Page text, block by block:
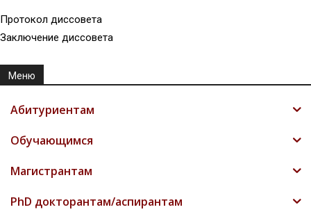
Протокол диссовета
Заключение диссовета
Меню
Абитуриентам
Обучающимся
Магистрантам
PhD докторантам/аспирантам